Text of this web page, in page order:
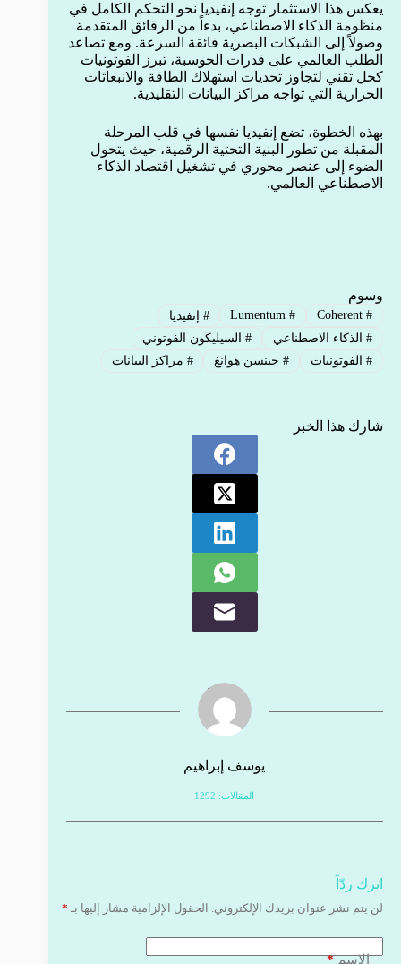
يعكس هذا الاستثمار توجه إنفيديا نحو التحكم الكامل في
منظومة الذكاء الاصطناعي، بدءاً من الرقائق المتقدمة
وصولاً إلى الشبكات البصرية فائقة السرعة. ومع تصاعد
الطلب العالمي على قدرات الحوسبة، تبرز الفوتونيات
كحل تقني لتجاوز تحديات استهلاك الطاقة والانبعاثات
الحرارية التي تواجه مراكز البيانات التقليدية.
بهذه الخطوة، تضع إنفيديا نفسها في قلب المرحلة
المقبلة من تطور البنية التحتية الرقمية، حيث يتحول
الضوء إلى عنصر محوري في تشغيل اقتصاد الذكاء
الاصطناعي العالمي.
وسوم
#
Coherent
#
Lumentum
# إنفيديا
#الذكاء الاصطناعي #السيليكون الفوتوني
#الفوتونيات #جينسن هوانغ # مراكز البيانات
شارك هذا الخبر
يوسف إبراهيم
المقالات: 1292
اترك ردّاً
لن يتم نشر عنوان بريدك الإلكتروني. الحقول الإلزامية مشار إليها بـ *
الاسم*